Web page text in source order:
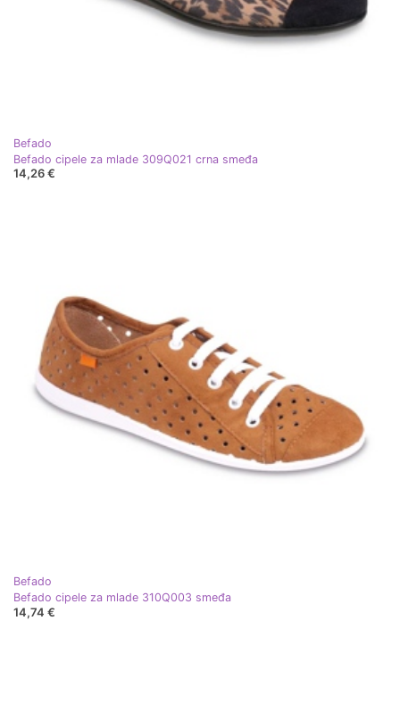
Befado
Befado cipele za mlade 309Q021 crna smeđa
14,26 €
Befado
Befado cipele za mlade 310Q003 smeđa
14,74 €